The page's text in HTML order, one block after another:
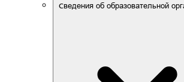
Сведения об образовательной